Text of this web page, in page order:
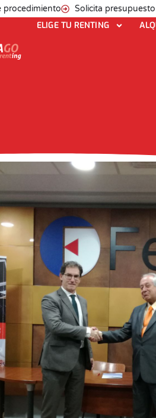
procedimiento Solicita presupuesto
ELIGE TU RENTING